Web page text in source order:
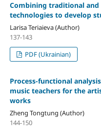
Combining traditional
technologies to develop
Larisa Teriaieva (Author)
137-143
PDF (Ukrainian)
Process-functional
music teachers for the
works
Zheng Tongtung (Author)
144-150